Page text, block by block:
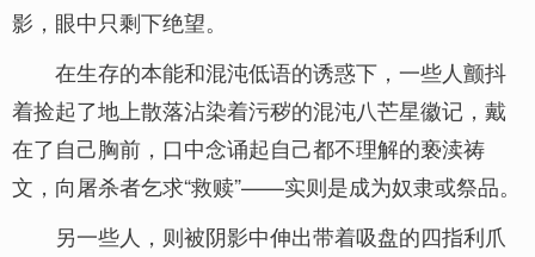
影，眼中只剩下绝望。
在生存的本能和混沌低语的诱惑下，一些人颤抖
着捡起了地上散落沾染着污秽的混沌八芒星徽记，戴
在了自己胸前，口中念诵起自己都不理解的亵渎祷
文，向屠杀者乞求“救赎”——实则是成为奴隶或祭品。
另一些人，则被阴影中伸出带着吸盘的四指利爪